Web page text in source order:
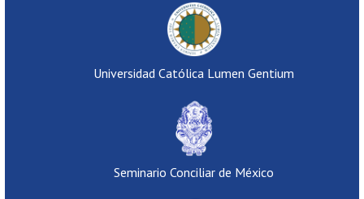
Universidad Católica Lumen Gentium
Seminario Conciliar de México